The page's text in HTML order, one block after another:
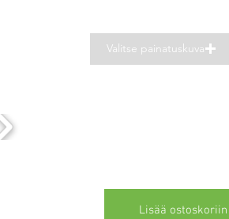
Valitse painatuskuva
Lisää ostoskoriin